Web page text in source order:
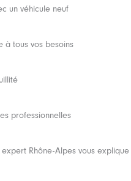
un véhicule neuf
à tous vos besoins
professionnelles
Rhône-Alpes vous explique